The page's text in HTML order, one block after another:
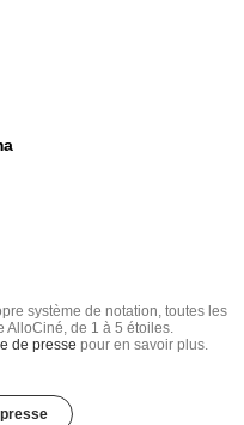
système de notation, toutes les
AlloCiné, de 1 à 5 étoiles.
de presse pour en savoir plus.